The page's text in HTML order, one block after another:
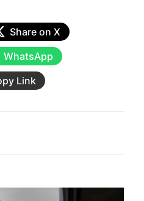
Share on X
WhatsApp
Link